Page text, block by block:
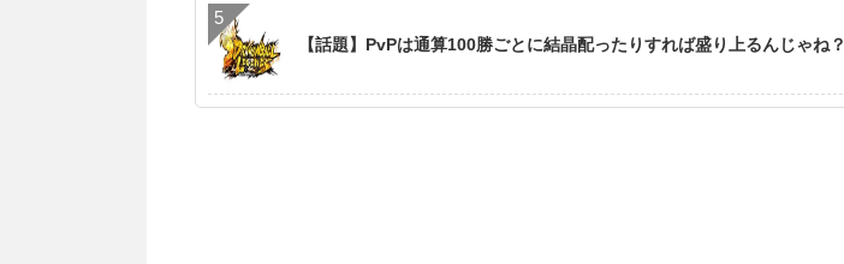
【話題】PvPは通算100勝ごとに結晶配ったりすれば盛り上るんじゃね？